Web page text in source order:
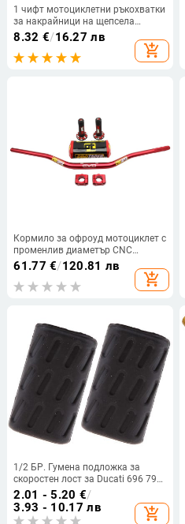
1 чифт мотоциклетни ръкохватки
за накрайници на щепсела
Дръжки от алуминиева сплав
Капачки за щепсели на
кормилото Аксесоари за
8.32 €/16.27 лв
add_shopping_cart
Кормило за офроуд мотоциклет с
променлив диаметър CNC
модифициран предпазител за
гръдния кош и комплект против
падане EVO PRO 28 мм насочено
61.77 €/120.81 лв
add_shopping_cart
1/2 БР. Гумена подложка за
скоростен лост за Ducati 696 796
795 1100 Силиконов спирачен
лост Подложка за крака Капак
на педала Подложка за крака
2.01 - 5.20 €/
3.93 - 10.17 лв
add_shopping_cart